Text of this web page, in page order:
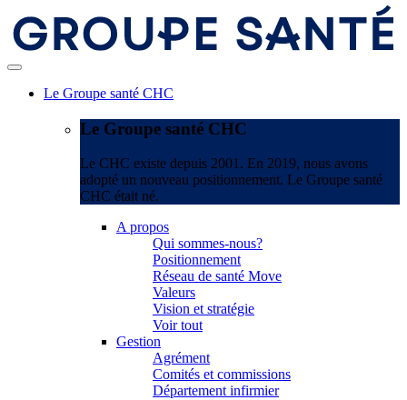
Le Groupe santé CHC
Le Groupe santé CHC
Le CHC existe depuis 2001. En 2019, nous avons
adopté un nouveau positionnement. Le Groupe santé
CHC était né.
A propos
Qui sommes-nous?
Positionnement
Réseau de santé Move
Valeurs
Vision et stratégie
Voir tout
Gestion
Agrément
Comités et commissions
Département infirmier